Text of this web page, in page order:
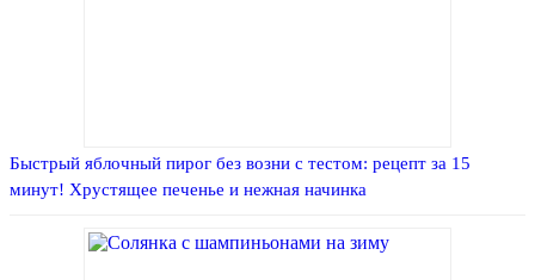
Быстрый яблочный пирог без возни с тестом: рецепт за 15
минут! Хрустящее печенье и нежная начинка